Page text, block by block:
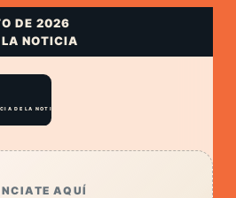
DE 2026
NOTICIA
AQUÍ